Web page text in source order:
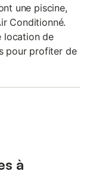
une piscine,
Conditionné.
location de
pour profiter de
à